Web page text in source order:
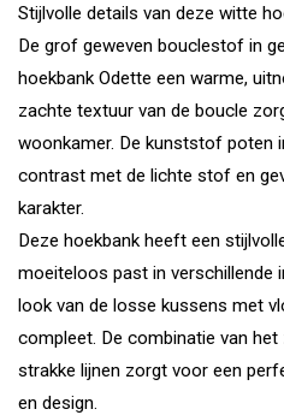
Stijlvolle details van deze witte
De grof geweven bouclestof in
hoekbank Odette een warme,
zachte textuur van de boucle
woonkamer. De kunststof poten
contrast met de lichte stof en
karakter.
Deze hoekbank heeft een
moeiteloos past in verschillende
look van de losse kussens met
compleet. De combinatie van
strakke lijnen zorgt voor een
en design.